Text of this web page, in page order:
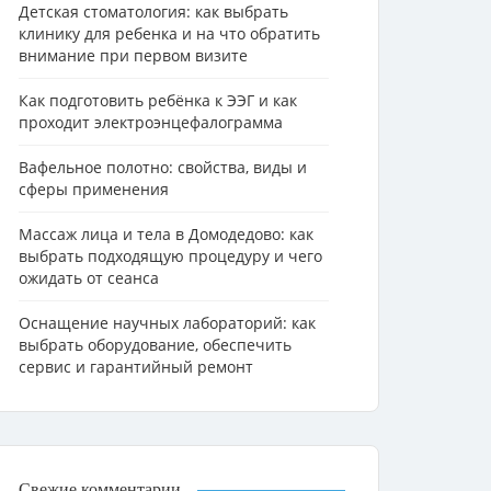
Детская стоматология: как выбрать
клинику для ребенка и на что обратить
внимание при первом визите
Как подготовить ребёнка к ЭЭГ и как
проходит электроэнцефалограмма
Вафельное полотно: свойства, виды и
сферы применения
Массаж лица и тела в Домодедово: как
выбрать подходящую процедуру и чего
ожидать от сеанса
Оснащение научных лабораторий: как
выбрать оборудование, обеспечить
сервис и гарантийный ремонт